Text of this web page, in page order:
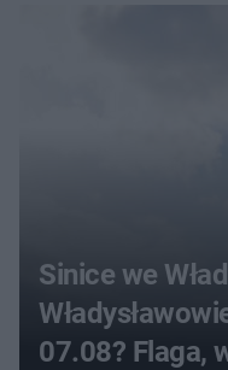
Sinice we
07.08? Flaga,